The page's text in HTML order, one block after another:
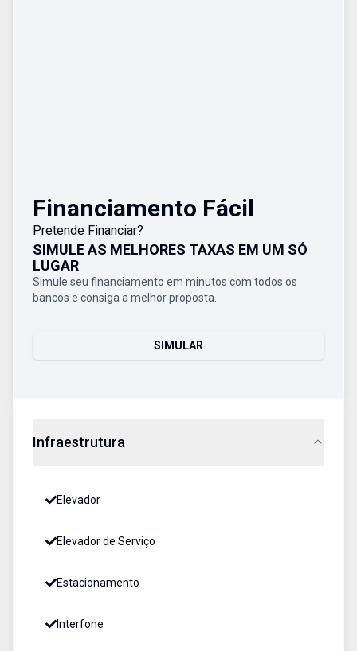
Financiamento Fácil
Pretende Financiar?
SIMULE AS MELHORES TAXAS EM UM SÓ
LUGAR
Simule seu financiamento em minutos com todos os
bancos e consiga a melhor proposta.
SIMULAR
Infraestrutura
Elevador
Elevador de Serviço
Estacionamento
Interfone